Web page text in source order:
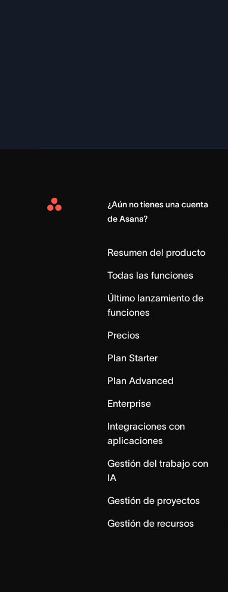
Asana
¿Aún no tienes una cuenta
de Asana?
Resumen del producto
Todas las funciones
Último lanzamiento de
funciones
Precios
Plan Starter
Plan Advanced
Enterprise
Integraciones con
aplicaciones
Gestión del trabajo con
IA
Gestión de proyectos
Gestión de recursos